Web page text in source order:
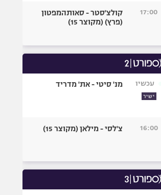
אופניים
כדורמים
פוטבול אמריקאי NFL
בייסבול MLB
17:00
קולצ'סטר - סאותהמפטון
(פרץ) (מקוצר 15)
עכשיו
ישיר
מנ' סיטי - את' מדריד
16:00 צ'לסי - מילאן (מקוצר 15)